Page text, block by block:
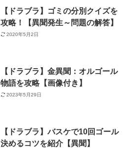
【ドラブラ】ゴミの分別クイズを
攻略！【異聞発生～問題の解答】
2020年5月2日
【ドラブラ】金異聞：オルゴール
物語を攻略【画像付き】
2023年5月29日
【ドラブラ】バスケで10回ゴール
決めるコツを紹介【異聞】